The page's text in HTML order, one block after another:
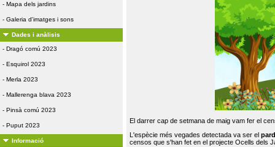
- Mapa dels jardins
- Galeria d'imatges i sons
Dades i anàlisis
- Dragó comú 2023
- Esquirol 2023
- Merla 2023
- Mallerenga blava 2023
- Pinsà comú 2023
- Puput 2023
Informació
El darrer cap de setmana de maig vam fer el
L'espècie més vegades detectada va ser el
censos que s'han fet en el projecte Ocells dels